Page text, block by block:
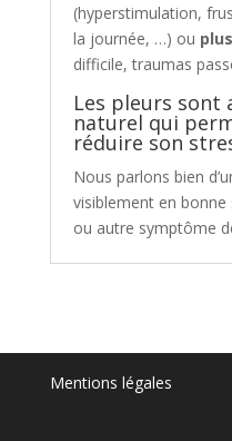
(hyperstimulation,
la journée, …) ou
difficile, traumas
Les pleurs sont
naturel qui
réduire son
Nous parlons bien
visiblement en
ou autre symptôme
Mentions légales